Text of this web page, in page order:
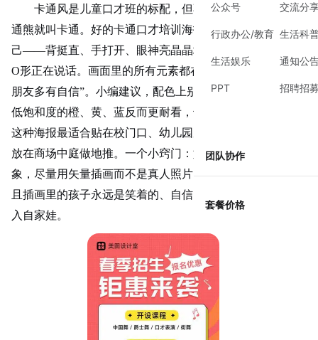
公众号
行政办公/教育
生活娱乐
PPT
交流分
生活科
通知公
招聘招
团队协作
套餐价格
卡通风是儿童口才班的标配，但不是往画面里塞一只卡
通熊就叫卡通。好的卡通口才培训海报，主角一定是孩子自
己——背挺直、手打开、眼神亮晶晶地看着前方，嘴巴张成
O形正在说话。画面里的所有元素都在暗示“你看，这个小
朋友多有自信”。小编建议，配色上别用太刺激的荧光色，
低饱和度的橙、黄、蓝反而更耐看，也显得机构审美在线。
这种海报最适合贴在校门口、幼儿园周边，或者做成易拉宝
放在商场中庭做地推。一个小窍门：如果海报上要放孩子形
象，尽量用矢量插画而不是真人照片，没有肖像权风险，而
且插画里的孩子永远是笑着的、自信的，家长看到会自动代
入自家娃。